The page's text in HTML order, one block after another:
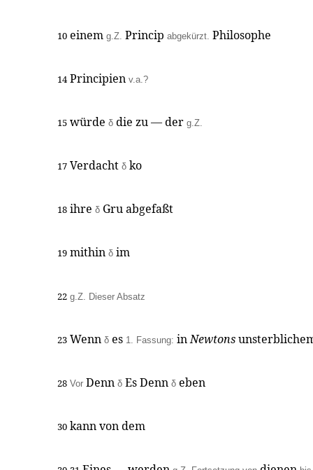
10 einem g.Z. Princip abgekürzt. Philosophe
14 Principien v.a.?
15 würde δ die zu — der g.Z.
17 Verdacht δ ko
18 ihre δ Gru abgefaßt
19 mithin δ im
22 g.Z. Dieser Absatz
23 Wenn δ es 1. Fassung: inNewtons
28 Vor Denn δ Es Denn δ eben
30 kann von dem